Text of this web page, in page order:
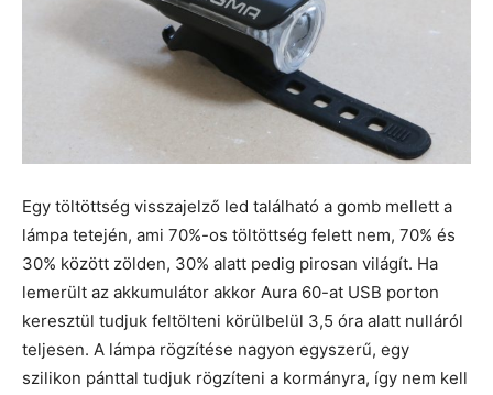
Egy töltöttség visszajelző led található a gomb mellett a
lámpa tetején, ami 70%-os töltöttség felett nem, 70% és
30% között zölden, 30% alatt pedig pirosan világít. Ha
lemerült az akkumulátor akkor Aura 60-at USB porton
keresztül tudjuk feltölteni körülbelül 3,5 óra alatt nulláról
teljesen. A lámpa rögzítése nagyon egyszerű, egy
szilikon pánttal tudjuk rögzíteni a kormányra, így nem kell